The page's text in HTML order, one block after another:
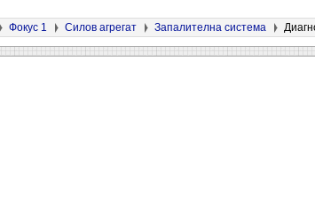
Фокус 1 Силов агрегат Запалителна система